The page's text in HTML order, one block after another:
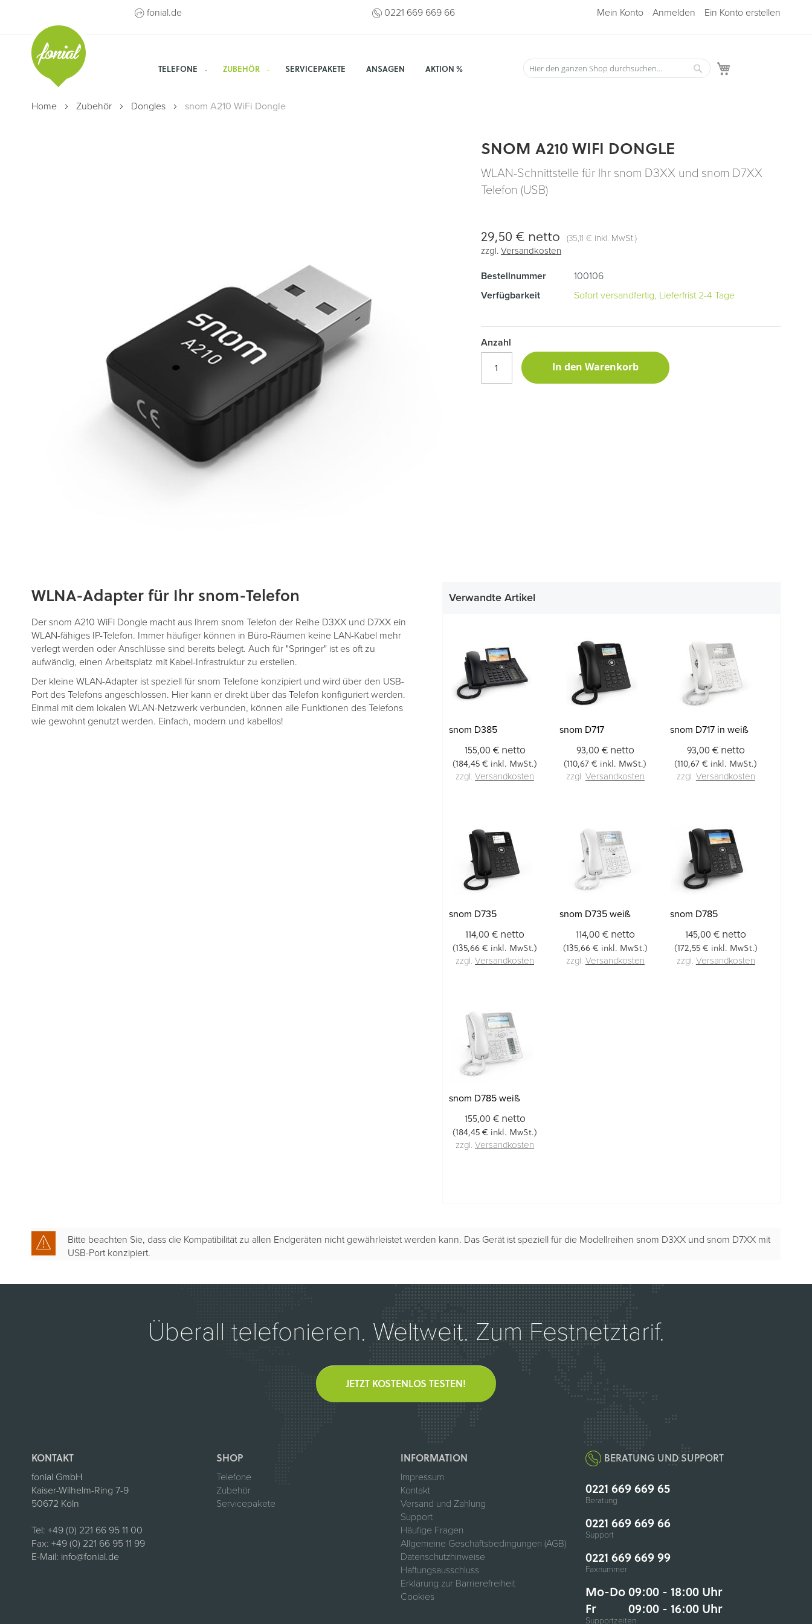
Mein Konto Anmelden Ein Konto erstellen
zum
Inhalt
fonial.de 0221 669 669 66
TELEFONE ZUBEHÖR SERVICEPAKETE ANSAGEN AKTION %
Suche
Home Zubehör Dongles snom A210 WiFi Dongle
Anfang
der
Bildergalerie
springen
SNOM A210 WIFI DONGLE
WLAN-Schnittstelle für Ihr snom D3XX und snom D7XX
Telefon (USB)
29,50 € netto (35,11 € inkl. MwSt.)
zzgl. Versandkosten
Bestellnummer
100106
Verfügbarkeit
Sofort versandfertig, Lieferfrist 2-4 Tage
Anzahl
In den Warenkorb
WLNA-Adapter für Ihr snom-Telefon
Der snom A210 WiFi Dongle macht aus Ihrem snom Telefon der Reihe D3XX und D7XX ein
WLAN-fähiges IP-Telefon. Immer häufiger können in Büro-Räumen keine LAN-Kabel mehr
verlegt werden oder Anschlüsse sind bereits belegt. Auch für "Springer" ist es oft zu
aufwändig, einen Arbeitsplatz mit Kabel-Infrastruktur zu erstellen.
Der kleine WLAN-Adapter ist speziell für snom Telefone konzipiert und wird über den USB-
Port des Telefons angeschlossen. Hier kann er direkt über das Telefon konfiguriert werden.
Einmal mit dem lokalen WLAN-Netzwerk verbunden, können alle Funktionen des Telefons
wie gewohnt genutzt werden. Einfach, modern und kabellos!
Verwandte Artikel
snom D385
155,00 €netto
(184,45 € inkl. MwSt.)
zzgl. Versandkosten
snom D717
93,00 €netto
(110,67 € inkl. MwSt.)
zzgl. Versandkosten
snom D717 in weiß
93,00 €netto
(110,67 € inkl. MwSt.)
zzgl. Versandkosten
snom D735
114,00 € netto
(135,66 € inkl. MwSt.)
zzgl. Versandkosten
snom D735 weiß
114,00 €netto
(135,66 € inkl. MwSt.)
zzgl. Versandkosten
snom D785
145,00 € netto
(172,55 € inkl. MwSt.)
zzgl. Versandkosten
snom D785 weiß
155,00 €netto
(184,45 € inkl. MwSt.)
zzgl. Versandkosten
Bitte beachten Sie, dass die Kompatibilität zu allen Endgeräten nicht gewährleistet werden kann. Das Gerät ist speziell für die Modellreihen snom D3XX und snom D7XX mit
USB-Port konzipiert.
Überall telefonieren. Weltweit. Zum Festnetztarif.
JETZT KOSTENLOS TESTEN!
KONTAKT
fonial GmbH
Kaiser-Wilhelm-Ring 7-9
50672 Köln
Tel: +49 (0) 221 66 95 11 00
Fax: +49 (0) 221 66 95 11 99
E-Mail: info@fonial.de
SHOP
Telefone
Zubehör
Servicepakete
INFORMATION
Impressum
Kontakt
Versand und Zahlung
Support
Häufige Fragen
Allgemeine Geschäftsbedingungen (AGB)
Datenschutzhinweise
Haftungsausschluss
Erklärung zur Barrierefreiheit
Cookies
BERATUNG UND SUPPORT
0221 669 669 65
Beratung
0221 669 669 66
Support
0221 669 669 99
Faxnummer
Mo-Do 09:00 - 18:00 Uhr
Fr
09:00 - 16:00 Uhr
Supportzeiten